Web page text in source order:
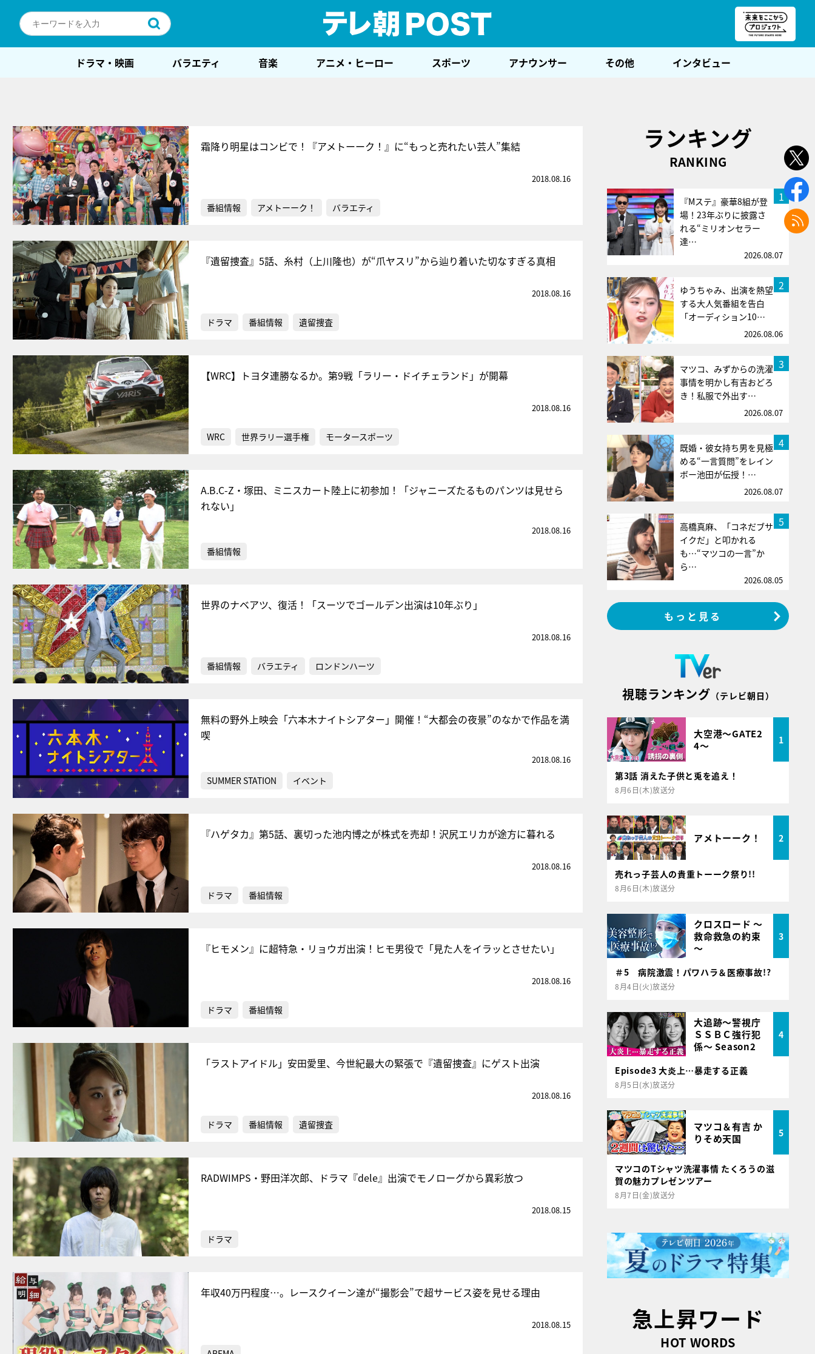
ドラマ・映画 バラエティ 音楽 アニメ・ヒーロー スポーツ アナウンサー その他 インタビュー
霜降り明星はコンビで！『アメトーーク！』に“もっと売れたい芸人”集結
2018.08.16
番組情報 アメトーーク！ バラエティ
『遺留捜査』5話、糸村（上川隆也）が“爪ヤスリ”から辿り着いた切なすぎる真相
2018.08.16
ドラマ 番組情報 遺留捜査
【WRC】トヨタ連勝なるか。第9戦「ラリー・ドイチェランド」が開幕
2018.08.16
WRC 世界ラリー選手権 モータースポーツ
A.B.C-Z・塚田、ミニスカート陸上に初参加！「ジャニーズたるものパンツは見せら
れない」
2018.08.16
番組情報
世界のナベアツ、復活！「スーツでゴールデン出演は10年ぶり」
2018.08.16
番組情報 バラエティ ロンドンハーツ
無料の野外上映会「六本木ナイトシアター」開催！“大都会の夜景”のなかで作品を満
喫
2018.08.16
SUMMER STATION イベント
『ハゲタカ』第5話、裏切った池内博之が株式を売却！沢尻エリカが途方に暮れる
2018.08.16
ドラマ 番組情報
『ヒモメン』に超特急・リョウガ出演！ヒモ男役で「見た人をイラッとさせたい」
2018.08.16
ドラマ 番組情報
「ラストアイドル」安田愛里、今世紀最大の緊張で『遺留捜査』にゲスト出演
2018.08.16
ドラマ 番組情報 遺留捜査
RADWIMPS・野田洋次郎、ドラマ『dele』出演でモノローグから異彩放つ
2018.08.15
ドラマ
年収40万円程度…。レースクイーン達が“撮影会”で超サービス姿を見せる理由
2018.08.15
ランキング
RANKING
1
『Mステ』豪華8組が登
場！23年ぶりに披露さ
れる“ミリオンセラー
達…
2026.08.07
2
ゆうちゃみ、出演を熱望
する大人気番組を告白
「オーディション10…
2026.08.06
3
マツコ、みずからの洗濯
事情を明かし有吉おどろ
き！私服で外出す…
2026.08.07
4
既婚・彼女持ち男を見極
める“一言質問”をレイン
ボー池田が伝授！…
2026.08.07
5
高橋真麻、「コネだブサ
イクだ」と叩かれる
も…“マツコの一言”か
ら…
2026.08.05
もっと見る
視聴ランキング （テレビ朝日）
大空港～GATE2
4～
1
第3話 消えた子供と兎を追え！
8月6日(木)放送分
アメトーーク！ 2
売れっ子芸人の貴重トーーク祭り!!
8月6日(木)放送分
クロスロード ～
救命救急の約束
～
3
＃5 病院激震！パワハラ＆医療事故!?
8月4日(火)放送分
大追跡～警視庁
ＳＳＢＣ強行犯
係～ Season2
4
Episode3 大炎上…暴走する正義
8月5日(水)放送分
マツコ＆有吉 か
りそめ天国
5
マツコのTシャツ洗濯事情 たくろうの滋
賀の魅力プレゼンツアー
8月7日(金)放送分
急上昇ワード
HOT WORDS